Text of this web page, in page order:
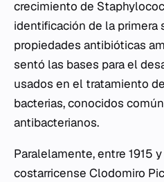
crecimiento de
identificación de la primera
propiedades antibióticas
sentó las bases para el
usados en el tratamiento
bacterias, conocidos
antibacterianos.
Paralelamente, entre 1915
costarricense Clodomiro